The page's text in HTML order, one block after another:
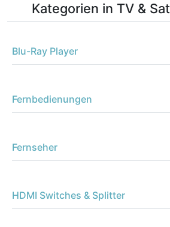
Kategorien in TV & Sat
Blu-Ray Player
Fernbedienungen
Fernseher
HDMI Switches & Splitter